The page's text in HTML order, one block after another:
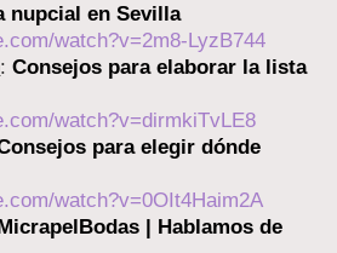
nupcial en Sevilla
watch?v=2m8-LyzB744
:Consejos para elaborar la lista
watch?v=dirmkiTvLE8
para elegir dónde
watch?v=0OIt4Haim2A
| Hablamos de